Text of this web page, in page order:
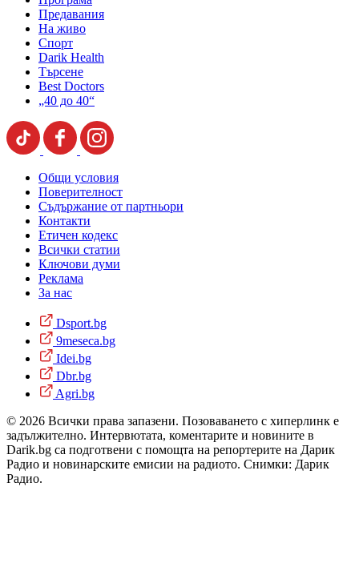
Предавания
На живо
Спорт
Darik Health
Търсене
Best Doctors
„40 до 40“
Общи условия
Поверителност
Съдържание от партньори
Контакти
Етичен кодекс
Всички статии
Ключови думи
Реклама
За нас
Dsport.bg
9meseca.bg
Idei.bg
Dbr.bg
Agri.bg
© 2026 Всички права запазени. Позоваването с хиперлинк е
задължително. Интервютата, коментарите и новините в
Darik.bg са подготвени с помощта на репортерите на Дарик
Радио и новинарските емисии на радиото. Снимки: Дарик
Радио.